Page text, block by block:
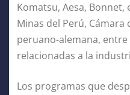
Komatsu, Aesa,
Minas del Perú,
peruano-alemana,
relacionadas a la
Los programas que